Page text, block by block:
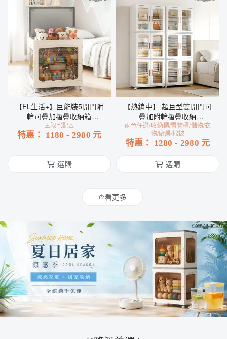
【FL生活+】巨能裝5開門附
輪可疊加摺疊收納箱
(YG246)⚠️限宅配⚠️
⚠️限宅配⚠️
特惠： 1180 - 2980 元
選購
【熱銷中】 超巨型雙開門可
疊加附輪摺疊收納
箱-120/240/360公升(限宅
配/YG204/205/206)
兩色任選/收納櫃/置物櫃/儲物/衣
物/廚房/棉被
特惠： 1280 - 2980 元
選購
查看更多